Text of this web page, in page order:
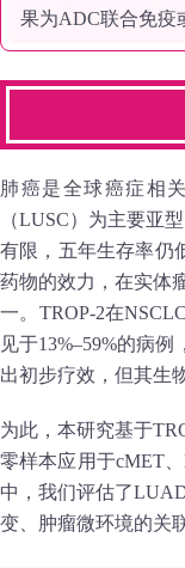
果为ADC联合免疫
肺癌是全球癌症相
（LUSC）为主要亚
有限，五年生存率仍
药物的效力，在实体
一。TROP‑2在
见于13%–59%的病
出初步疗效，但其生
为此，本研究基于
零样本应用于cMET
中，我们评估了
变、肿瘤微环境的关